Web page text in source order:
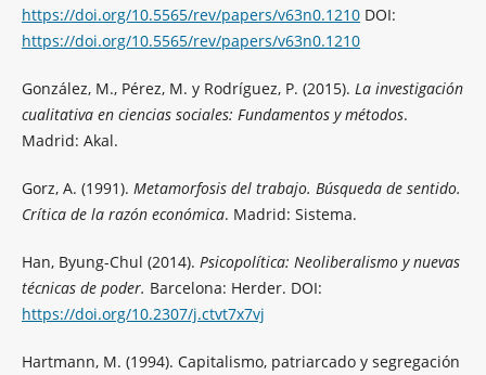
https://doi.org/10.5565/rev/papers/v63n0.1210DOI:
https://doi.org/10.5565/rev/papers/v63n0.1210
González, M., Pérez, M. y Rodríguez, P. (2015). La investigación
cualitativa en ciencias sociales: Fundamentos y métodos.
Madrid: Akal.
Gorz, A. (1991). Metamorfosis del trabajo. Búsqueda de sentido.
Crítica de la razón económica. Madrid: Sistema.
Han, Byung-Chul (2014). Psicopolítica: Neoliberalismo y nuevas
técnicas de poder. Barcelona: Herder. DOI:
https://doi.org/10.2307/j.ctvt7x7vj
Hartmann, M. (1994). Capitalismo, patriarcado y segregación